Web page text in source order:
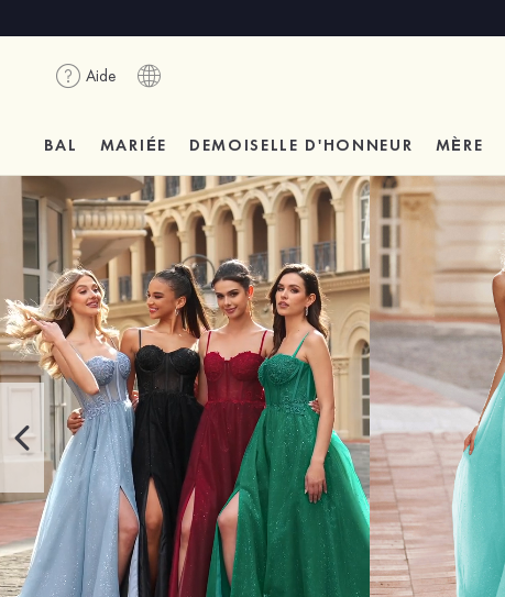
Aide
BAL MARIÉE DEMOISELLE D'HONNEUR MÈRE